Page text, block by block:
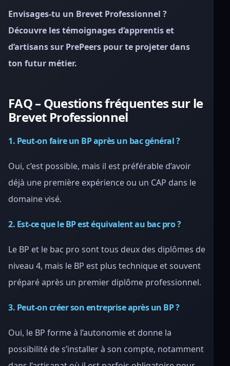
Envisages-tu un Brevet Professionnel ?
Découvre les témoignages d’apprentis et
d’artisans sur PrePeers pour te projeter dans
ton futur métier.
FAQ – Questions fréquentes sur le
Brevet Professionnel
1. Peut-on faire un BP après un bac général ?
Oui, c’est possible, mais il est préférable d’avoir
déjà une première expérience ou un CAP dans le
domaine visé.
2. Est-ce que le BP est équivalent au bac pro ?
Le BP et le bac pro sont tous deux des diplômes de
niveau 4, mais le BP est plus technique et souvent
préparé après un premier diplôme professionnel.
3. Peut-on créer son entreprise après un BP ?
Oui, le BP forme à l’autonomie et donne la
possibilité de s’installer à son compte, notamment